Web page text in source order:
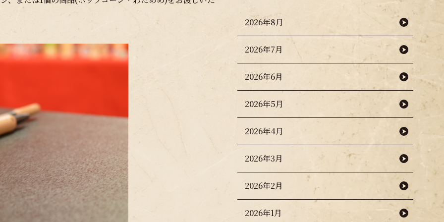
2026年8月
2026年7月
2026年6月
2026年5月
2026年4月
2026年3月
2026年2月
2026年1月